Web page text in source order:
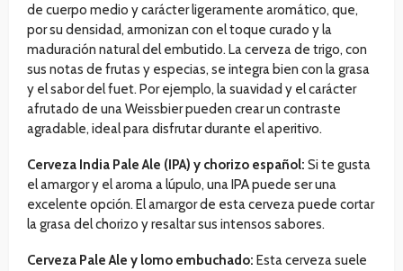
de cuerpo medio y carácter ligeramente aromático, que,
por su densidad, armonizan con el toque curado y la
maduración natural del embutido. La cerveza de trigo, con
sus notas de frutas y especias, se integra bien con la grasa
y el sabor del fuet. Por ejemplo, la suavidad y el carácter
afrutado de una Weissbier pueden crear un contraste
agradable, ideal para disfrutar durante el aperitivo.
Cerveza India Pale Ale (IPA) y chorizo español: Si te gusta
el amargor y el aroma a lúpulo, una IPA puede ser una
excelente opción. El amargor de esta cerveza puede cortar
la grasa del chorizo y resaltar sus intensos sabores.
Cerveza Pale Ale y lomo embuchado: Esta cerveza suele